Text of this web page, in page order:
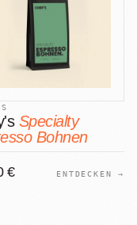
Specialty
Bohnen
€ ENTDECKEN →